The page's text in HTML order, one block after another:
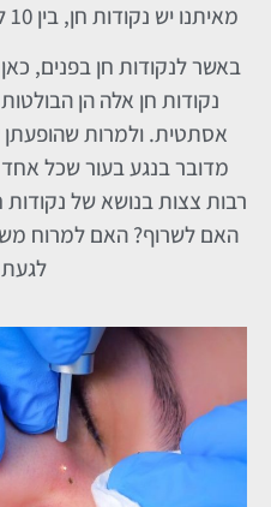
מאיתנו יש נקודות חן, בין 10 ל -40 בממוצע, אפילו מלידה.
באשר לנקודות חן בפנים,
נקודות חן אלה הן
אסתטית. ולמרות שהופעתן
מדובר בנגע בעור שכל אחד
רבות צצות בנושא של נקודות
האם לשרוף? האם למרוח
לגעת